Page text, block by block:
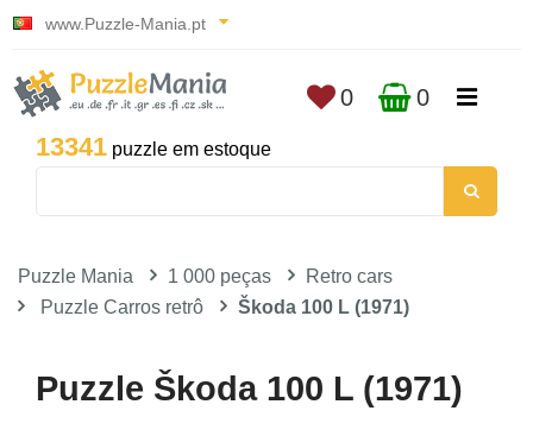
www.Puzzle-Mania.pt
13341 puzzle em estoque
0 0
Puzzle Mania 1 000 peças
Retro cars
Puzzle Carros retrô
Škoda 100 L (1971)
Puzzle Škoda 100 L (1971)